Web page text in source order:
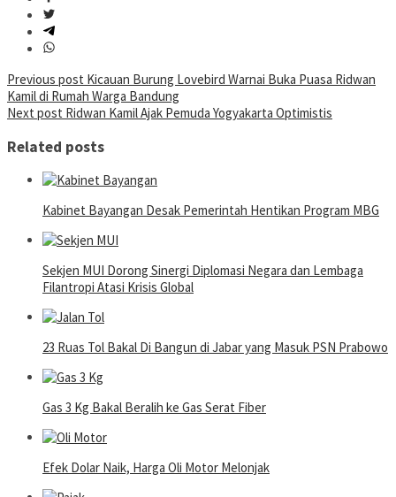
Post
navigation
Previous post Kicauan Burung Lovebird Warnai Buka Puasa Ridwan
Kamil di Rumah Warga Bandung
Next post Ridwan Kamil Ajak Pemuda Yogyakarta Optimistis
Related posts
Kabinet Bayangan Desak Pemerintah Hentikan Program MBG
Sekjen MUI Dorong Sinergi Diplomasi Negara dan Lembaga
Filantropi Atasi Krisis Global
23 Ruas Tol Bakal Di Bangun di Jabar yang Masuk PSN Prabowo
Gas 3 Kg Bakal Beralih ke Gas Serat Fiber
Efek Dolar Naik, Harga Oli Motor Melonjak